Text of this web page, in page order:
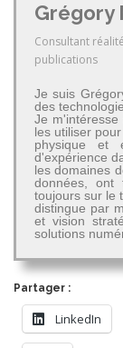
Grégory
Consultant
publications
Je suis
des
Je m'intéresse
les utiliser
physique et
d'expérience
les domaines
données, ont
toujours sur le
distingue par
et vision
solutions
Partager :
LinkedIn